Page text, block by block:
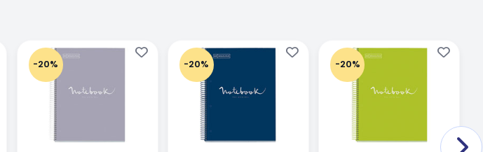
-20% -20% -20%